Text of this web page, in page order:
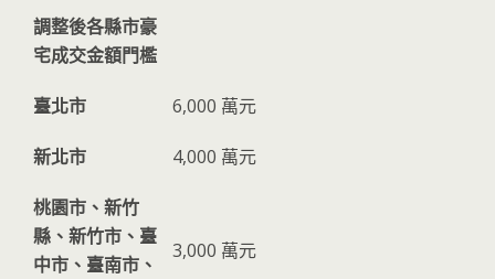
調整後各縣市豪
宅成交金額門檻
臺北市 6,000 萬元
新北市 4,000 萬元
桃園市、新竹
縣、新竹市、臺
中市、臺南市、
3,000 萬元